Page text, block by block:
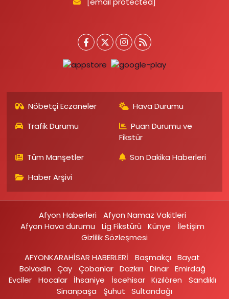
Nöbetçi Eczaneler
Hava Durumu
Trafik Durumu
Puan Durumu ve
Fikstür
Tüm Manşetler
Son Dakika Haberleri
Haber Arşivi
Afyon Haberleri
Afyon Namaz Vakitleri
Afyon Hava durumu
Lig Fikstürü Künye
İletişim
Gizlilik Sözleşmesi
AFYONKARAHİSAR HABERLERİ
Başmakçı
Bayat
Bolvadin
Çay Çobanlar Dazkırı Dinar Emirdağ‎
Evciler‎
Hocalar İhsaniye‎ İscehisar Kızılören‎
Sandıklı‎
Sinanpaşa
Şuhut Sultandağı